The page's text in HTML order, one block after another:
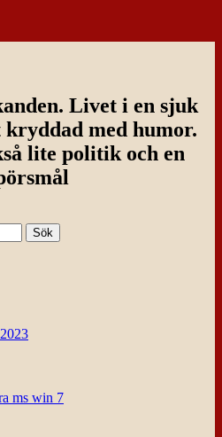
Livet i en sjuk
med humor.
lite politik och en
ms win 7